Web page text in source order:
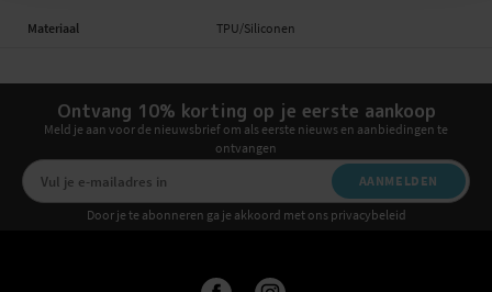
Materiaal TPU/Siliconen
Ontvang 10% korting op je eerste aankoop
Meld je aan voor de nieuwsbrief om als eerste nieuws en aanbiedingen te
ontvangen
AANMELDEN
Door je te abonneren ga je akkoord met ons privacybeleid